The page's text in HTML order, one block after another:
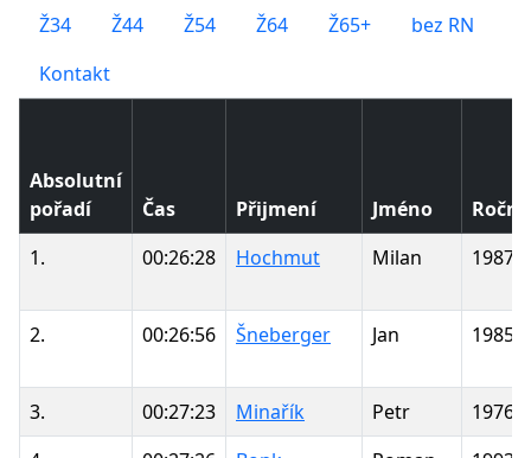
Ž34
Ž44 Ž54 Ž64 Ž65+
bez RN
Kontakt
Absolutní
pořadí
Čas Přijmení Jméno
1.
00:26:28 Hochmut Milan 1987
2. 00:26:56 Šneberger Jan 1985
3. 00:27:23 Minařík Petr
1976